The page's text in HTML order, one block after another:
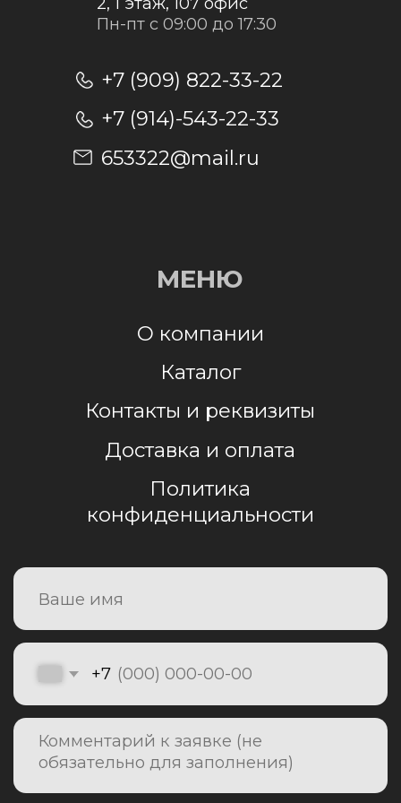
Отправить заявку
обработку персональных данных